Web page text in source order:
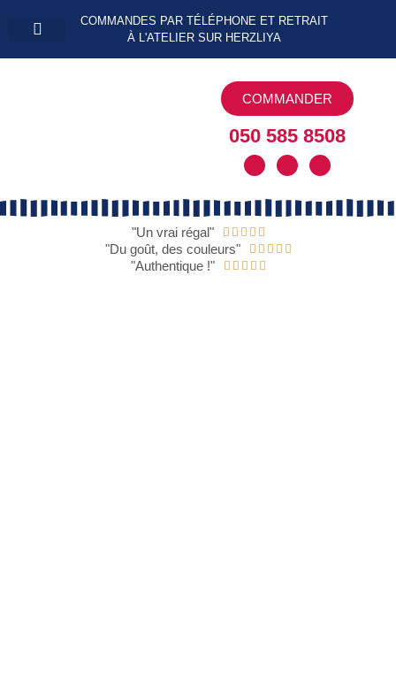
COMMANDES PAR TÉLÉPHONE ET RETRAIT
À L'ATELIER SUR HERZLIYA
COMMANDER
050 585 8508
"Un vrai régal"     
"Du goût, des couleurs"     
"Authentique !"     